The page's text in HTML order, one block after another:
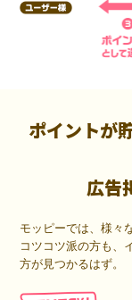
ポイントが
広告
モッピーでは、様々
コツコツ派の方も、
方が見つかるはず。